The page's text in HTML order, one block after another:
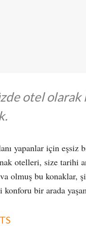
otel olarak
yapanlar için
otelleri, size tarihi
olmuş bu konaklar,
konforu bir arada